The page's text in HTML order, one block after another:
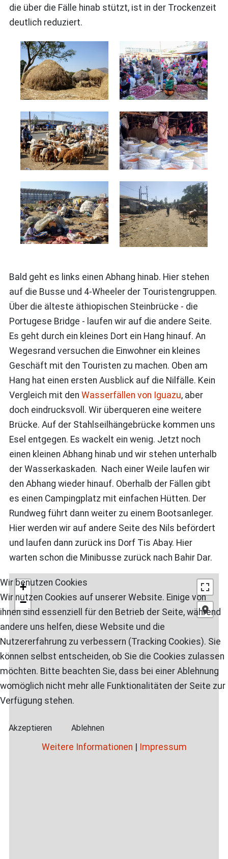
die über die Fälle hinab stützt, ist in der Trockenzeit
deutlich reduziert.
Bald geht es links einen Abhang hinab. Hier stehen
auf die Busse und 4-Wheeler der Touristengruppen.
Über die älteste äthiopischen Steinbrücke - die
Portugese Bridge - laufen wir auf die andere Seite.
Es geht durch ein kleines Dort ein Hang hinauf. An
Wegesrand versuchen die Einwohner ein kleines
Geschäft mit den Touristen zu machen. Oben am
Hang hat einen ersten Ausblick auf die Nilfälle. Kein
Vergleich mit den Wasserfällen von Iguazu, aber
doch eindrucksvoll. Wir überqueren eine weitere
Brücke. Auf der Stahlseilhängebrücke kommen uns
Esel entgegen. Es wackelt ein wenig. Jetzt noch
einen kleinen Abhang hinab und wir stehen unterhalb
der Wasserkaskaden. Nach einer Weile laufen wir
den Abhang wieder hinauf. Oberhalb der Fällen gibt
es einen Campingplatz mit einfachen Hütten. Der
Rundweg führt dann weiter zu einem Bootsanleger.
Hier werden wir auf andere Seite des Nils befördert
und laufen dann zurück ins Dorf Tis Abay. Hier
warten schon die Minibusse zurück nach Bahir Dar.
+
−
Wir benutzen Cookies
Wir nutzen Cookies auf unserer Website. Einige von
ihnen sind essenziell für den Betrieb der Seite, während
andere uns helfen, diese Website und die
Nutzererfahrung zu verbessern (Tracking Cookies). Sie
können selbst entscheiden, ob Sie die Cookies zulassen
möchten. Bitte beachten Sie, dass bei einer Ablehnung
womöglich nicht mehr alle Funktionalitäten der Seite zur
Verfügung stehen.
Akzeptieren Ablehnen
Weitere Informationen | Impressum